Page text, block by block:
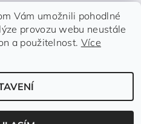
pro děti.
vyhrazenaUpravit nastavení cookies
Vám umožnili pohodlné
provozu webu neustále
a použitelnost. Více